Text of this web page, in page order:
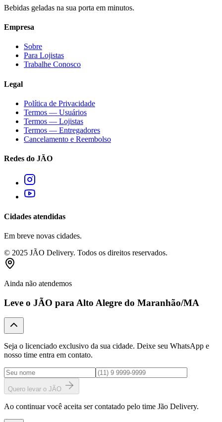
Bebidas geladas na sua porta em minutos.
Empresa
Sobre
Para Lojistas
Trabalhe Conosco
Legal
Política de Privacidade
Termos — Usuários
Termos — Lojistas
Termos — Entregadores
Cancelamento e Reembolso
Redes do JÃO
Cidades atendidas
Em breve novas cidades.
© 2025 JÃO Delivery. Todos os direitos reservados.
Ainda não atendemos
Leve o JÃO para Alto Alegre do Maranhão/MA
Seja o licenciado exclusivo da sua cidade. Deixe seu WhatsApp e
nosso time entra em contato.
Quero levar o JÃO
Ao continuar você aceita ser contatado pelo time Jão Delivery.